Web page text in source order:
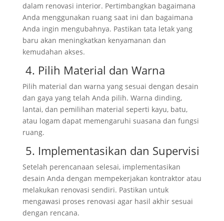
dalam renovasi interior. Pertimbangkan bagaimana
Anda menggunakan ruang saat ini dan bagaimana
Anda ingin mengubahnya. Pastikan tata letak yang
baru akan meningkatkan kenyamanan dan
kemudahan akses.
4. Pilih Material dan Warna
Pilih material dan warna yang sesuai dengan desain
dan gaya yang telah Anda pilih. Warna dinding,
lantai, dan pemilihan material seperti kayu, batu,
atau logam dapat memengaruhi suasana dan fungsi
ruang.
5. Implementasikan dan Supervisi
Setelah perencanaan selesai, implementasikan
desain Anda dengan mempekerjakan kontraktor atau
melakukan renovasi sendiri. Pastikan untuk
mengawasi proses renovasi agar hasil akhir sesuai
dengan rencana.